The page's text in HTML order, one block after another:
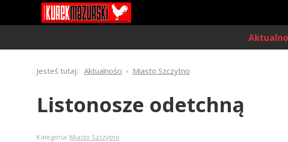
Jesteś tutaj: Aktualności Miasto Szczytno
Listonosze odetchną
Kategoria: Miasto Szczytno